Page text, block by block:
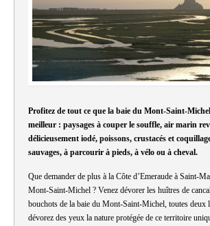
Profitez de tout ce que la baie du Mont-Saint-
meilleur : paysages à couper le souffle, air marin
délicieusement iodé, poissons, crustacés et
sauvages, à parcourir à pieds, à vélo ou à cheval.
Que demander de plus à la Côte d’Emeraude à Saint-
Mont-Saint-Michel ? Venez dévorer les huîtres de
bouchots de la baie du Mont-Saint-Michel, toutes deux
dévorez des yeux la nature protégée de ce territoire